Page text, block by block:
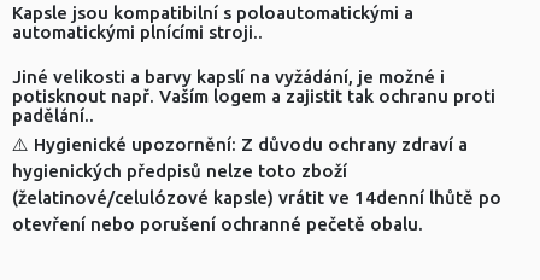
Kapsle jsou kompatibilní s poloautomatickými a
automatickými plnícími stroji..
Jiné velikosti a barvy kapslí na vyžádání, je možné i
potisknout např. Vaším logem a zajistit tak ochranu proti
padělání..
⚠️ Hygienické upozornění: Z důvodu ochrany zdraví a
hygienických předpisů nelze toto zboží
(želatinové/celulózové kapsle) vrátit ve 14denní lhůtě po
otevření nebo porušení ochranné pečetě obalu.